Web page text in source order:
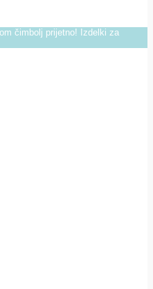
čimbolj prijetno! Izdelki za